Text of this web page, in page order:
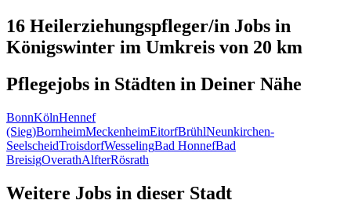
16 Heilerziehungspfleger/in Jobs in
Königswinter im Umkreis von 20 km
Pflegejobs in Städten in Deiner Nähe
BonnKölnHennef
(Sieg)BornheimMeckenheimEitorfBrühlNeunkirchen-
SeelscheidTroisdorfWesselingBad HonnefBad
BreisigOverathAlfterRösrath
Weitere Jobs in dieser Stadt